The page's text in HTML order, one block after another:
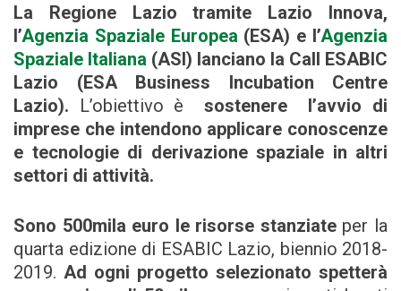
La Regione Lazio tramite Lazio Innova,
l’Agenzia Spaziale Europea (ESA) e l’Agenzia
Spaziale Italiana (ASI) lanciano la Call ESABIC
Lazio (ESA Business Incubation Centre
Lazio). L’obiettivo èsostenere l’avvio di
imprese che intendono applicare conoscenze
e tecnologie di derivazione spaziale in altri
settori di attività.
Sono 500mila euro le risorse stanziateper la
quarta edizione di ESABIC Lazio, biennio 2018-
2019. Ad ogni progetto selezionato spetterà